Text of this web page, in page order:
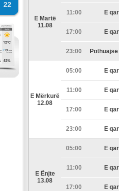
22
E Martë
11.08
11:00 E
17:00 E
23:00
E Mërkurë
12.08
05:00 E
11:00 E
17:00 E
23:00 E
E Ënjte
13.08
05:00 E
11:00 E
17:00 E